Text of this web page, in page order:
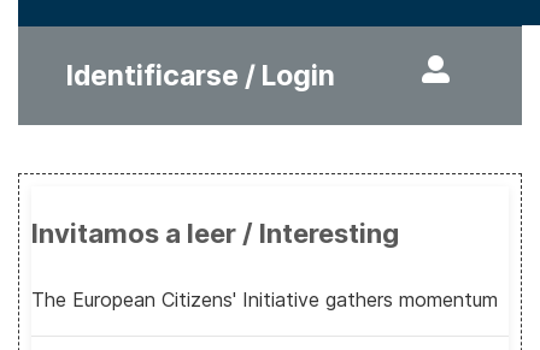
Identificarse / Login
Invitamos a leer / Interesting
The European Citizens' Initiative gathers momentum